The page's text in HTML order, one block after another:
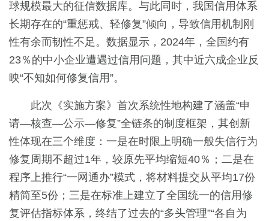
球规模最大的征信数据库。与此同时，我国信用体系
长期存在的“重惩戒、轻修复”倾向，导致信用机制刚
性有余而韧性不足。数据显示，2024年，全国约有
23％的中小企业遭遇过信用问题，其中近六成企业反
映“不知如何修复信用”。
此次《实施方案》首次系统性地构建了涵盖“申
请—核查—公示—修复”全链条的制度框架，其创新
性体现在三个维度：一是在时限上明确一般失信行为
修复周期不超过1年，较原先平均缩短40％；二是在
程序上推行“一网通办”模式，将材料提交从平均17份
精简至5份；三是在标准上建立了全国统一的信用修
复评估指标体系，终结了过去的“多头管理”“各自为